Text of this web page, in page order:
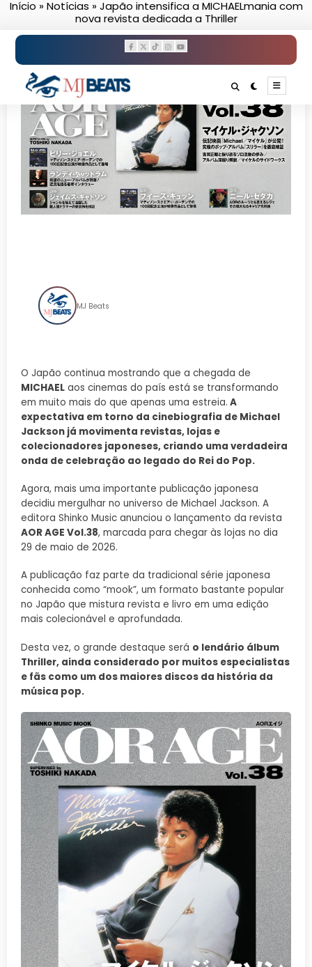
PularInício »Notícias »Japão intensifica a MICHAELmania com
nova revista dedicada a Thriller
MJ Beats
O Japão continua mostrando que a chegada de
MICHAEL aos cinemas do país está se transformando
em muito mais do que apenas uma estreia. A
expectativa em torno da cinebiografia de Michael
Jackson já movimenta revistas, lojas e
colecionadores japoneses, criando uma verdadeira
onda de celebração ao legado do Rei do Pop.
Agora, mais uma importante publicação japonesa
decidiu mergulhar no universo de Michael Jackson. A
editora Shinko Music anunciou o lançamento da revista
AOR AGE Vol.38, marcada para chegar às lojas no dia
29 de maio de 2026.
A publicação faz parte da tradicional série japonesa
conhecida como “mook”, um formato bastante popular
no Japão que mistura revista e livro em uma edição
mais colecionável e aprofundada.
Desta vez, o grande destaque será o lendário álbum
Thriller, ainda considerado por muitos especialistas
e fãs como um dos maiores discos da história da
música pop.